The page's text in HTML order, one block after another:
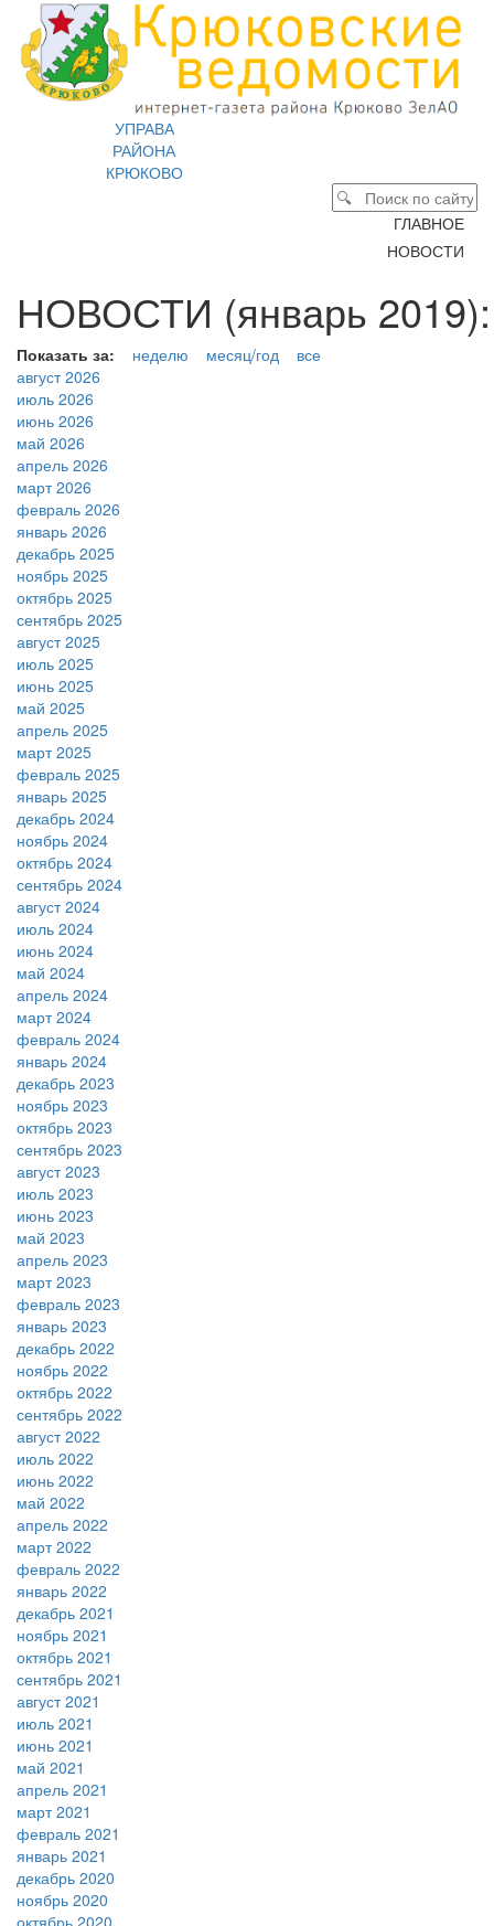
УПРАВА
РАЙОНА
КРЮКОВО
ГЛАВНОЕ
НОВОСТИ
НОВОСТИ (январь 2019):
Показать за: неделю месяц/год
все
август 2026
июль 2026
июнь 2026
май 2026
апрель 2026
март 2026
февраль 2026
январь 2026
декабрь 2025
ноябрь 2025
октябрь 2025
сентябрь 2025
август 2025
июль 2025
июнь 2025
май 2025
апрель 2025
март 2025
февраль 2025
январь 2025
декабрь 2024
ноябрь 2024
октябрь 2024
сентябрь 2024
август 2024
июль 2024
июнь 2024
май 2024
апрель 2024
март 2024
февраль 2024
январь 2024
декабрь 2023
ноябрь 2023
октябрь 2023
сентябрь 2023
август 2023
июль 2023
июнь 2023
май 2023
апрель 2023
март 2023
февраль 2023
январь 2023
декабрь 2022
ноябрь 2022
октябрь 2022
сентябрь 2022
август 2022
июль 2022
июнь 2022
май 2022
апрель 2022
март 2022
февраль 2022
январь 2022
декабрь 2021
ноябрь 2021
октябрь 2021
сентябрь 2021
август 2021
июль 2021
июнь 2021
май 2021
апрель 2021
март 2021
февраль 2021
январь 2021
декабрь 2020
ноябрь 2020